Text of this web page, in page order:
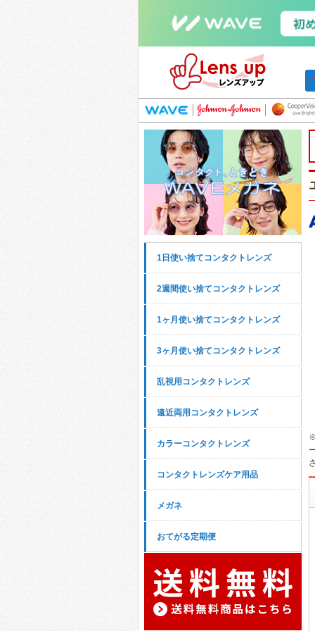
1日使い捨てコンタクトレンズ
2週間使い捨てコンタクトレンズ
1ヶ月使い捨てコンタクトレンズ
3ヶ月使い捨てコンタクトレンズ
乱視用コンタクトレンズ
遠近両用コンタクトレンズ
カラーコンタクトレンズ
コンタクトレンズケア用品
メガネ
おてがる定期便